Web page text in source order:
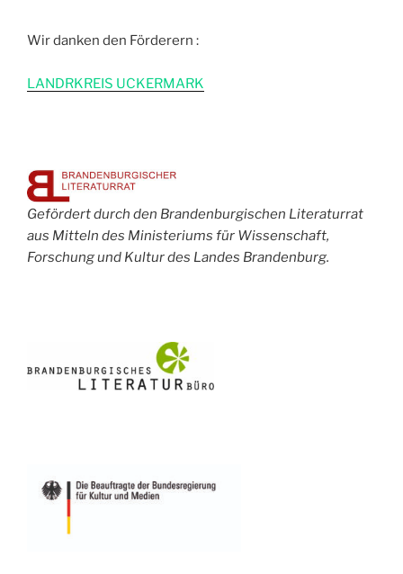
Wir danken den Förderern :
LANDRKREIS UCKERMARK
Gefördert durch den Brandenburgischen Literaturrat
aus Mitteln des Ministeriums für Wissenschaft,
Forschung und Kultur des Landes Brandenburg.